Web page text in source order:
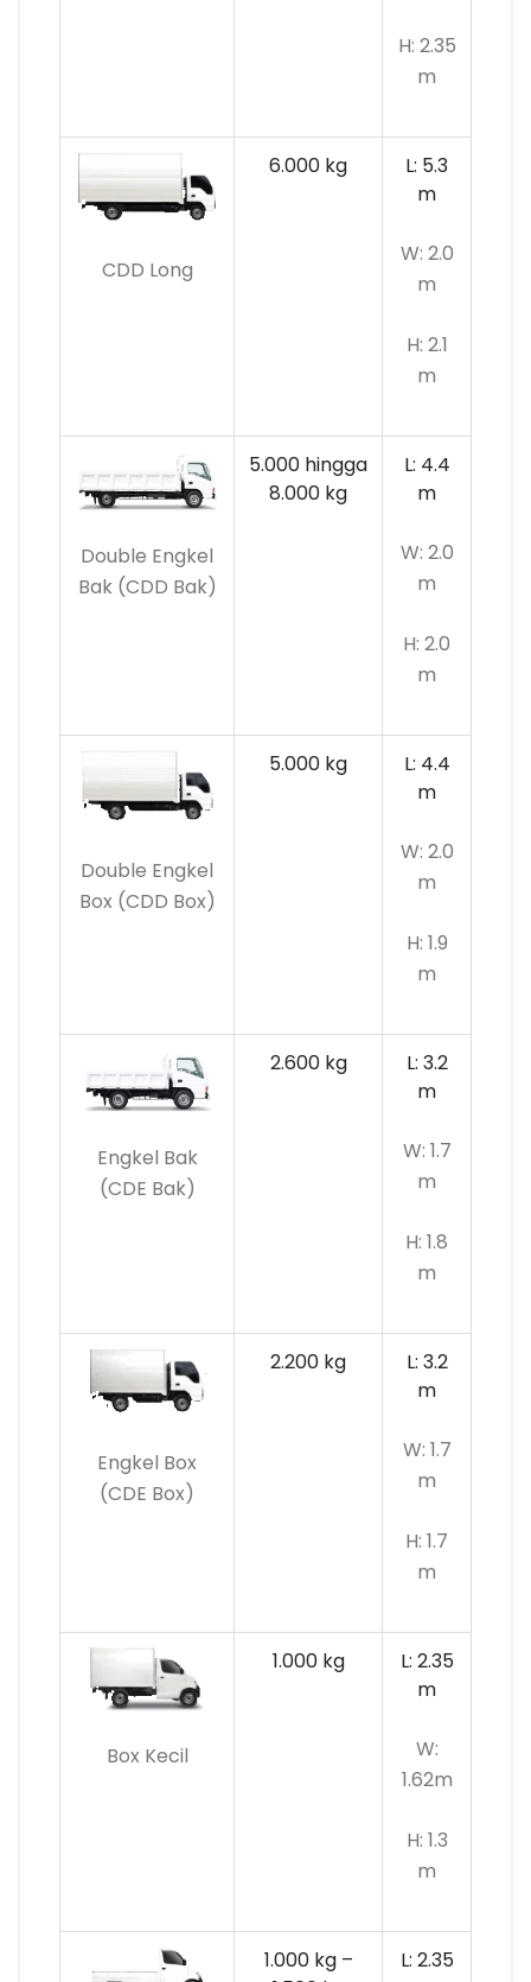
H: 2.35
m
CDD Long
6.000 kg
L: 5.3
m
W: 2.0
m
H: 2.1
m
Double Engkel
Bak (CDD Bak)
5.000 hingga
8.000 kg
L: 4.4
m
W: 2.0
m
H: 2.0
m
Double Engkel
Box (CDD Box)
5.000 kg
L: 4.4
m
W: 2.0
m
H: 1.9
m
Engkel Bak
(CDE Bak)
2.600 kg
L: 3.2
m
W: 1.7
m
H: 1.8
m
Engkel Box
(CDE Box)
2.200 kg
L: 3.2
m
W: 1.7
m
H: 1.7
m
Box Kecil
1.000 kg
L: 2.35
m
W:
1.62m
H: 1.3
m
1.000 kg –
L: 2.35